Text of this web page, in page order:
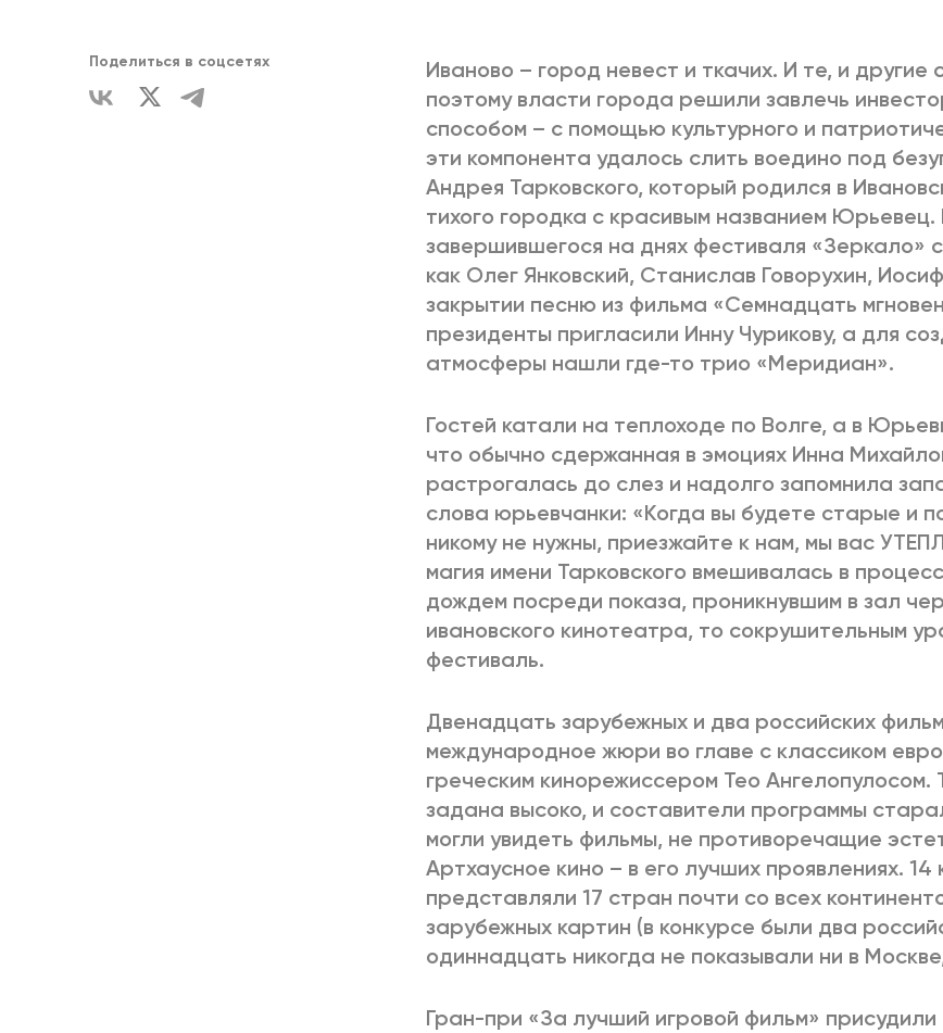
ПОДРОБНЕЕ
ВСЕ КНИГИ
Поделиться в соцсетях
Иваново – город невест и ткачих. И те, и другие
поэтому власти города решили завлечь
способом – с помощью культурного и
эти компонента удалось слить воедино под
Андрея Тарковского, который родился в
тихого городка с красивым названием Юрьевец.
завершившегося на днях фестиваля «Зеркало»
как Олег Янковский, Станислав Говорухин,
закрытии песню из фильма «Семнадцать
президенты пригласили Инну Чурикову, а для
атмосферы нашли где-то трио «Меридиан».
Гостей катали на теплоходе по Волге, а в
что обычно сдержанная в эмоциях Инна
растрогалась до слез и надолго запомнила
слова юрьевчанки: «Когда вы будете старые и
никому не нужны, приезжайте к нам, мы вас
магия имени Тарковского вмешивалась в
дождем посреди показа, проникнувшим в зал
ивановского кинотеатра, то сокрушительным
фестиваль.
Двенадцать зарубежных и два российских
международное жюри во главе с классиком
греческим кинорежиссером Тео Ангелопулосом.
задана высоко, и составители программы
могли увидеть фильмы, не противоречащие
Артхаусное кино – в его лучших проявлениях. 14
представляли 17 стран почти со всех
зарубежных картин (в конкурсе были два
одиннадцать никогда не показывали ни в
Гран-при «За лучший игровой фильм» присудили